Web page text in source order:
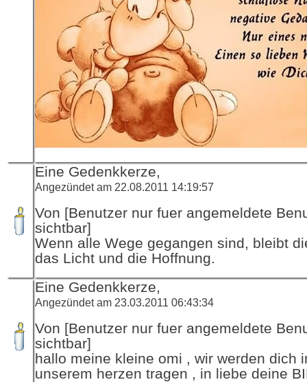
Eine Gedenkkerze,
Angezündet am 22.08.2011 14:19:57
Von [Benutzer nur fuer angemeldete
sichtbar]
Wenn alle Wege gegangen sind, bleibt
das Licht und die Hoffnung.
Eine Gedenkkerze,
Angezündet am 23.03.2011 06:43:34
Von [Benutzer nur fuer angemeldete
sichtbar]
hallo meine kleine omi , wir werden dich
unserem herzen tragen , in liebe deine